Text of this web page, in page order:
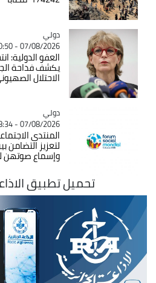
Catégorie
دولي
07/08/2026 - 20:50
يكشف فداحة
الاحتلال
Catégorie
دولي
07/08/2026 - 18:34
المنتدى
لتعزيز التضامن
وإسماع صوتهن
تحميل تطبيق